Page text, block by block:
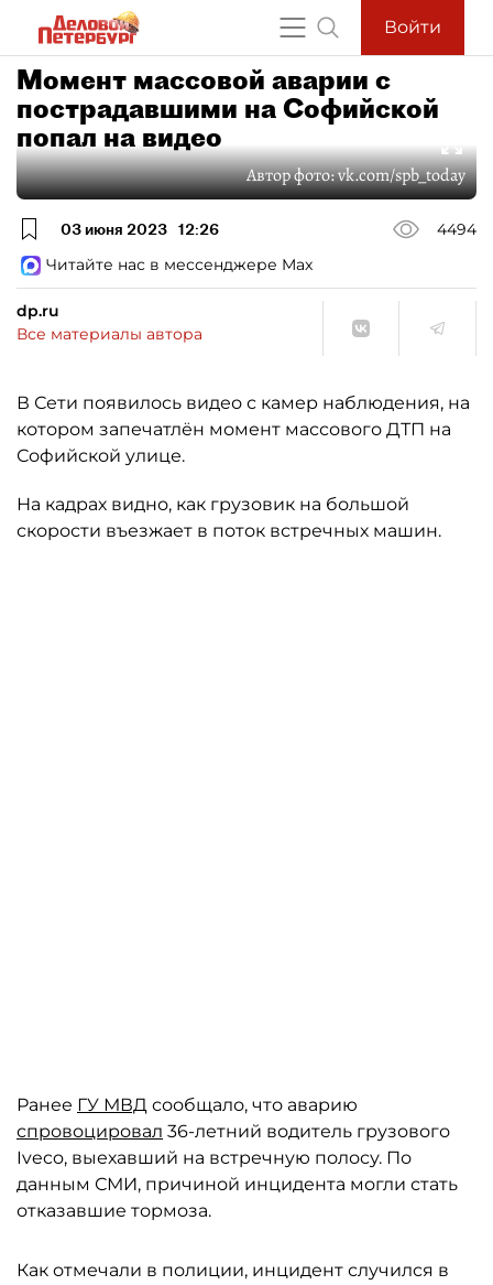
Войти
Момент массовой аварии с
пострадавшими на Софийской
попал на видео
Автор фото:vk.com/spb_today
03 июня 2023 12:26
4494
Читайте нас в мессенджере Max
dp.ru
Все материалы автора
В Сети появилось видео с камер наблюдения, на
котором запечатлён момент массового ДТП на
Софийской улице.
На кадрах видно, как грузовик на большой
скорости въезжает в поток встречных машин.
Ранее ГУ МВД сообщало, что аварию
спровоцировал 36-летний водитель грузового
Iveco, выехавший на встречную полосу. По
данным СМИ, причиной инцидента могли стать
отказавшие тормоза.
Как отмечали в полиции, инцидент случился в